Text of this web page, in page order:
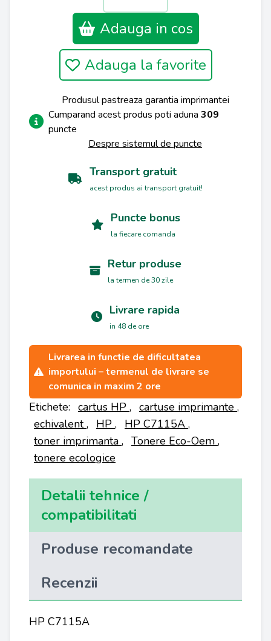
Adauga in cos
Adauga la favorite
Produsul pastreaza garantia imprimantei
Cumparand acest produs poti aduna 309
puncte
Despre sistemul de puncte
Transport gratuit
acest produs ai transport gratuit!
Puncte bonus
la fiecare comanda
Retur produse
la termen de 30 zile
Livrare rapida
in 48 de ore
Livrarea in functie de dificultatea
importului – termenul de livrare se
comunica in maxim 2 ore
Etichete: cartus HP , cartuse imprimante ,
echivalent, HP , HP C7115A ,
toner imprimanta , Tonere Eco-Oem ,
tonere ecologice
Detalii tehnice /
compatibilitati
Produse recomandate
Recenzii
HP C7115A